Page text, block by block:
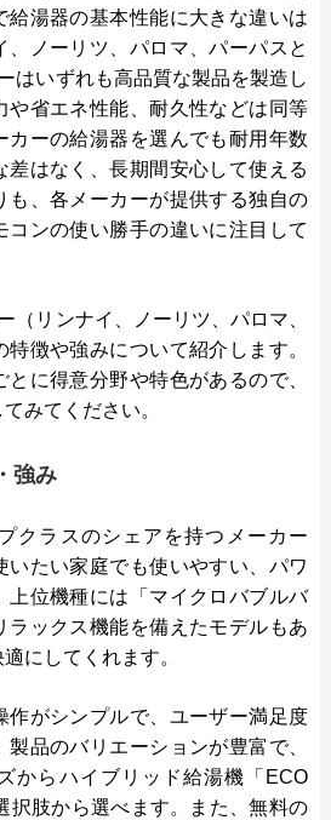
給湯器の基本性能に大きな違いは
、ノーリツ、パロマ、パーパスと
はいずれも高品質な製品を製造し
や省エネ性能、耐久性などは同等
カーの給湯器を選んでも耐用年数
差はなく、長期間安心して使える
も、各メーカーが提供する独自の
コンの使い勝手の違いに注目して
（リンナイ、ノーリツ、パロマ、
徴や強みについて紹介します。
に得意分野や特色があるので、
みてください。
強み
クラスのシェアを持つメーカー
いたい家庭でも使いやすい、パワ
上位機種には「マイクロバブルバ
ラックス機能を備えたモデルもあ
にしてくれます。
作がシンプルで、ユーザー満足度
品のバリエーションが豊富で、
からハイブリッド給湯機「ECO
択肢から選べます。また、無料の